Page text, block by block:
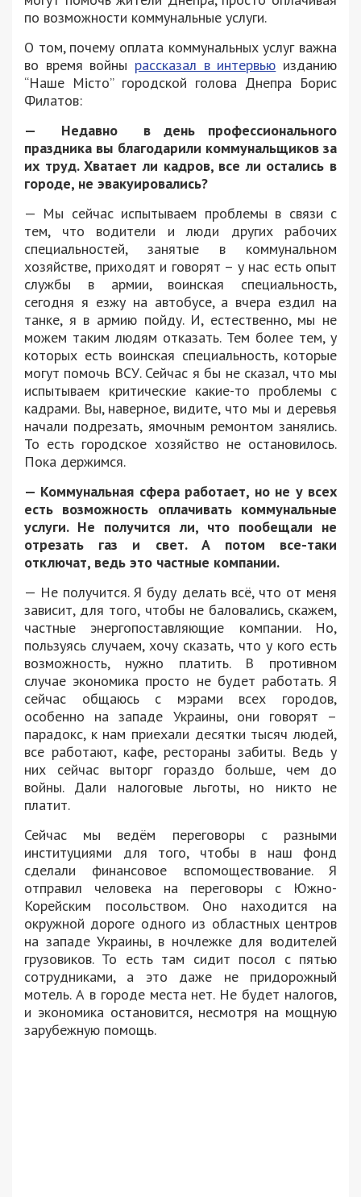
по возможности коммунальные услуги.
О том, почему оплата коммунальных услуг важна
во время войны рассказал в интервью изданию
“Наше Місто” городской голова Днепра Борис
Филатов:
—
Недавно
в день профессионального
праздника вы благодарили коммунальщиков за
их труд.Хватает ли кадров, все ли остались в
городе, не эвакуировались?
— Мы сейчас испытываем проблемы в связи с
тем, что водители и люди других рабочих
специальностей, занятые в коммунальном
хозяйстве, приходят и говорят – у нас есть опыт
службы в армии, воинская специальность,
сегодня я езжу на автобусе, а вчера ездил на
танке, я в армию пойду. И, естественно, мы не
можем таким людям отказать. Тем более тем, у
которых есть воинская специальность, которые
могут помочь ВСУ. Сейчас я бы не сказал, что мы
испытываем критические какие-то проблемы с
кадрами. Вы, наверное, видите, что мы и деревья
начали подрезать, ямочным ремонтом занялись.
То есть городское хозяйство не остановилось.
Пока держимся.
— Коммунальная сфера работает, но не у всех
есть возможность оплачивать коммунальные
услуги. Не получится ли, что пообещали не
отрезать газ и свет. Апотом все-таки
отключат, ведь это частные компании.
— Не получится. Я буду делать всё, что от меня
зависит, для того, чтобы не баловались, скажем,
частные энергопоставляющие компании. Но,
пользуясь случаем, хочу сказать, что у кого есть
возможность, нужно платить. В противном
случае экономика просто не будет работать. Я
сейчас общаюсь с мэрами всех городов,
особенно на западе Украины, они говорят –
парадокс, к нам приехали десятки тысяч людей,
все работают, кафе, рестораны забиты. Ведь у
них сейчас выторг гораздо больше, чем до
войны. Дали налоговые льготы, но никто не
платит.
Сейчас мы ведём переговоры с разными
институциями для того, чтобы в наш фонд
сделали финансовое вспомоществование. Я
отправил человека на переговоры с Южно-
Корейским посольством. Оно находится на
окружной дороге одного из областных центров
на западе Украины, в ночлежке для водителей
грузовиков. То есть там сидит посол с пятью
сотрудниками, а это даже не придорожный
мотель. А в городе места нет. Не будет налогов,
и экономика остановится, несмотря на мощную
зарубежную помощь.